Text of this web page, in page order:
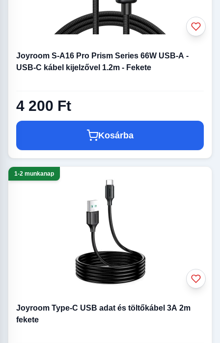
Joyroom S-A16 Pro Prism Series 66W USB-A -
USB-C kábel kijelzővel 1.2m - Fekete
4 200 Ft
Kosárba
1-2 munkanap
Joyroom Type-C USB adat és töltőkábel 3A 2m
fekete